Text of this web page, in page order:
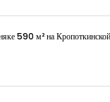
590 м² на